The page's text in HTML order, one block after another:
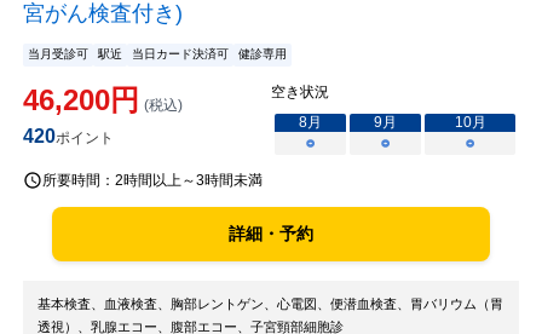
宮がん検査付き)
当月受診可 駅近 当日カード決済可 健診専用
46,200円 (税込)
420ポイント
空き状況
8月 9月 10月
○
○ ○
所要時間： 2時間以上～3時間未満
詳細・予約
基本検査、血液検査、胸部レントゲン、心電図、便潜血検査、胃バリウム（胃
透視）、乳腺エコー、腹部エコー、子宮頸部細胞診